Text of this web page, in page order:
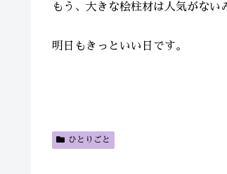
もう、大きな桧柱材は人気がない
明日もきっといい日です。
ひとりごと